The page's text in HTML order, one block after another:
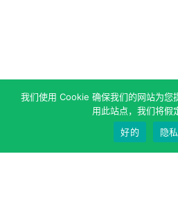
我们使用 Cookie 确保我们的网站为您
用此站点，我们将假
好的
隐